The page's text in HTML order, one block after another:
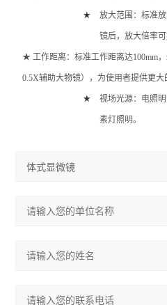
★
放大范围：标准
镜后，放大倍率
★ 工作距离：标准工作距离达100mm
0.5X辅助大物镜），为使用者提供更大
★ 视场光源：电照
素灯照明。